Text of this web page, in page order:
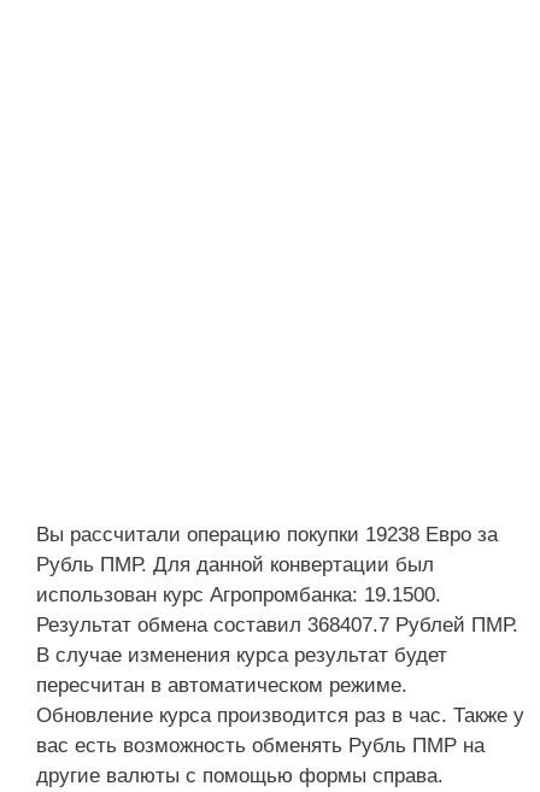
Вы рассчитали операцию покупки 19238 Евро за
Рубль ПМР. Для данной конвертации был
использован курс Агропромбанка: 19.1500.
Результат обмена составил 368407.7 Рублей ПМР.
В случае изменения курса результат будет
пересчитан в автоматическом режиме.
Обновление курса производится раз в час. Также у
вас есть возможность обменять Рубль ПМР на
другие валюты с помощью формы справа.